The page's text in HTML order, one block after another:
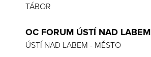
TÁBOR
OC FORUM ÚSTÍ NAD LABEM
ÚSTÍ NAD LABEM - MĚSTO